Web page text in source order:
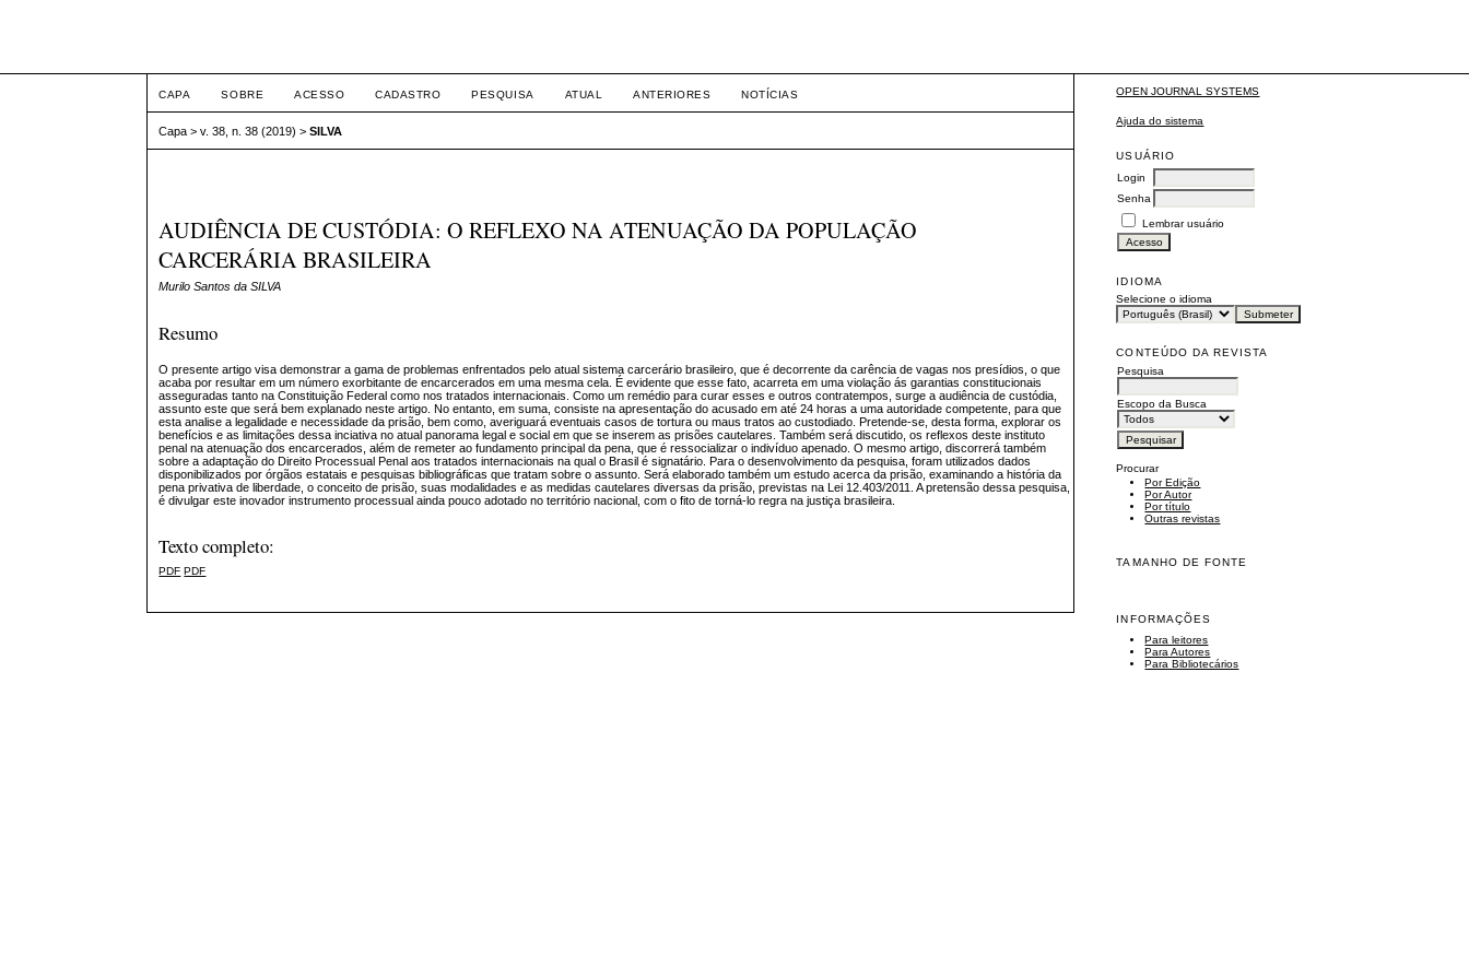
OPEN JOURNAL SYSTEMS
Ajuda do sistema
USUÁRIO
Login
Senha
Lembrar usuário
IDIOMA
Selecione o idioma
CONTEÚDO DA REVISTA
Pesquisa
Escopo da Busca
Procurar
Por Edição
Por Autor
Por título
Outras revistas
TAMANHO DE FONTE
INFORMAÇÕES
Para leitores
Para Autores
Para Bibliotecários
CAPA SOBRE ACESSO CADASTRO PESQUISA ATUAL ANTERIORES NOTÍCIAS
Capa >v. 38, n. 38 (2019) >SILVA
AUDIÊNCIA DE CUSTÓDIA: O REFLEXO NA ATENUAÇÃO DA POPULAÇÃO
CARCERÁRIA BRASILEIRA
Murilo Santos da SILVA
Resumo
O presente artigo visa demonstrar a gama de problemas enfrentados pelo atual sistema carcerário brasileiro, que é decorrente da carência de vagas nos presídios, o que
acaba por resultar em um número exorbitante de encarcerados em uma mesma cela. É evidente que esse fato, acarreta em uma violação ás garantias constitucionais
asseguradas tanto na Constituição Federal como nos tratados internacionais. Como um remédio para curar esses e outros contratempos, surge a audiência de custódia,
assunto este que será bem explanado neste artigo. No entanto, em suma, consiste na apresentação do acusado em até 24 horas a uma autoridade competente, para que
esta analise a legalidade e necessidade da prisão, bem como, averiguará eventuais casos de tortura ou maus tratos ao custodiado. Pretende-se, desta forma, explorar os
benefícios e as limitações dessa inciativa no atual panorama legal e social em que se inserem as prisões cautelares. Também será discutido, os reflexos deste instituto
penal na atenuação dos encarcerados, além de remeter ao fundamento principal da pena, que é ressocializar o indivíduo apenado. O mesmo artigo, discorrerá também
sobre a adaptação do Direito Processual Penal aos tratados internacionais na qual o Brasil é signatário. Para o desenvolvimento da pesquisa, foram utilizados dados
disponibilizados por órgãos estatais e pesquisas bibliográficas que tratam sobre o assunto. Será elaborado também um estudo acerca da prisão, examinando a história da
pena privativa de liberdade, o conceito de prisão, suas modalidades e as medidas cautelares diversas da prisão, previstas na Lei 12.403/2011. A pretensão dessa pesquisa,
é divulgar este inovador instrumento processual ainda pouco adotado no território nacional, com o fito de torná-lo regra na justiça brasileira.
Texto completo:
PDF PDF